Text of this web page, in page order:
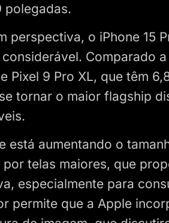
polegadas.
perspectiva, o iPhone 15
Comparado
Pixel 9 Pro XL, que têm
tornar o maior flagship
está aumentando o
telas maiores, que
especialmente para
permite que a Apple